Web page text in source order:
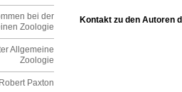
bei der
Zoologie
Allgemeine
Zoologie
Paxton
Kontakt zu den Autoren